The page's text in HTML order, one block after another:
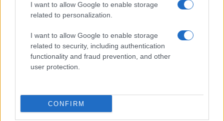
I want to allow Google to enable storage
related to personalization.
I want to allow Google to enable storage
related to security, including authentication
functionality and fraud prevention, and other
user protection.
CONFIRM
FacebookInstagram Threads
© 2026 Ecocentrica.it di TESSA SRL - P. IVA 07010600968 - sede legale:
Via Paradisino 5, 57016 Rosignano Marittimo (LI). Tutti i diritti
riservati.Preferenze Privacy
viene aggiornato senza alcuna periodicità; non rientra pertanto tra
le pubblicazioni soggette agli obblighi previsti dalla legge n. 62 del 7
marzo 2001.